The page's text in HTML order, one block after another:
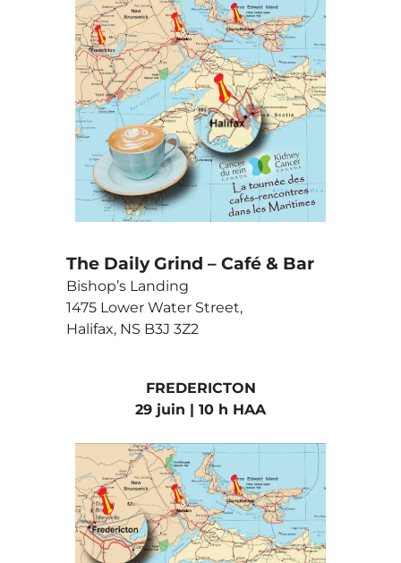
The Daily Grind – Café & Bar
Bishop’s Landing
1475 Lower Water Street,
Halifax, NS B3J 3Z2
FREDERICTON
29 juin | 10 h HAA